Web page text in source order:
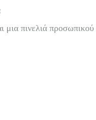
μια πινελιά